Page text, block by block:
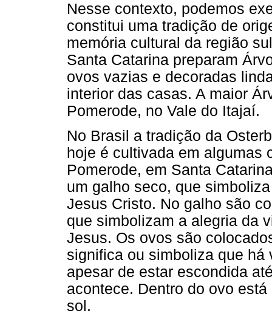
Nesse contexto, podemos
constitui uma tradição de
memória cultural da região
Santa Catarina preparam
ovos vazias e decoradas
interior das casas. A maior
Pomerode, no Vale do Itajaí.
No Brasil a tradição da
hoje é cultivada em algumas
Pomerode, em Santa
um galho seco, que
Jesus Cristo. No galho são
que simbolizam a alegria da
Jesus. Os ovos são
significa ou simboliza que há
apesar de estar escondida
acontece. Dentro do ovo
sol.